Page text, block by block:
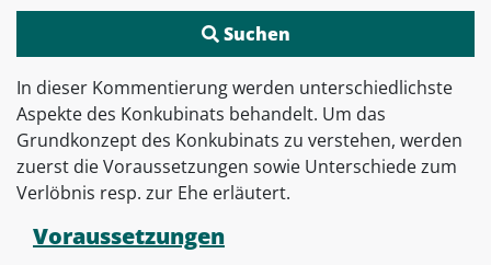
In dieser Kommentierung werden unterschiedlichste
Aspekte des Konkubinats behandelt. Um das
Grundkonzept des Konkubinats zu verstehen, werden
zuerst die Voraussetzungen sowie Unterschiede zum
Verlöbnis resp. zur Ehe erläutert.
Voraussetzungen